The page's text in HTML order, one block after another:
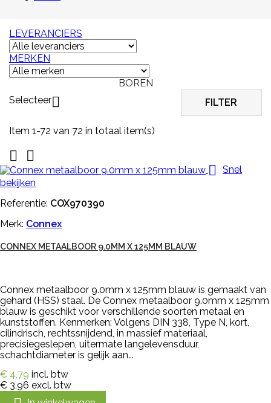
LEVERANCIERS
MERKEN
BOREN
Selecteer FILTER
Item 1-72 van 72 in totaal item(s)


 Snel
bekijken
Referentie: COX970390
Merk: Connex
CONNEX METAALBOOR 9.0MM X 125MM BLAUW
Connex metaalboor 9.0mm x 125mm blauw is gemaakt van
gehard (HSS) staal. De Connex metaalboor 9.0mm x 125mm
blauw is geschikt voor verschillende soorten metaal en
kunststoffen. Kenmerken: Volgens DIN 338, Type N, kort,
cilindrisch, rechtssnijdend, in massief materiaal,
precisiegeslepen, uitermate langelevensduur,
schachtdiameter is gelijk aan...
€ 4,79 incl. btw
€ 3,96 excl. btw